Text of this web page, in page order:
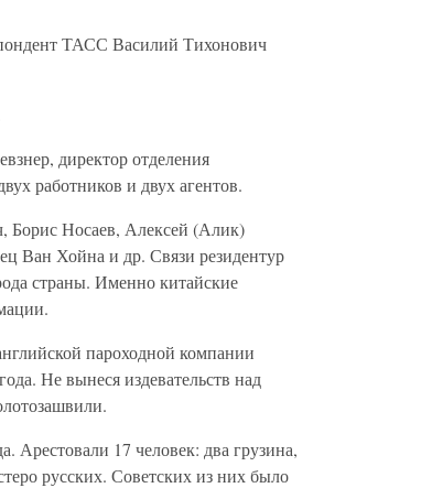
ТАСС Василий Тихонович
директор отделения
работников и двух агентов.
Борис Носаев, Алексей (Алик)
Ван Хойна и др. Связи резидентур
страны. Именно китайские
пароходной компании
Не вынеся издевательств над
Арестовали 17 человек: два грузина,
русских. Советских из них было